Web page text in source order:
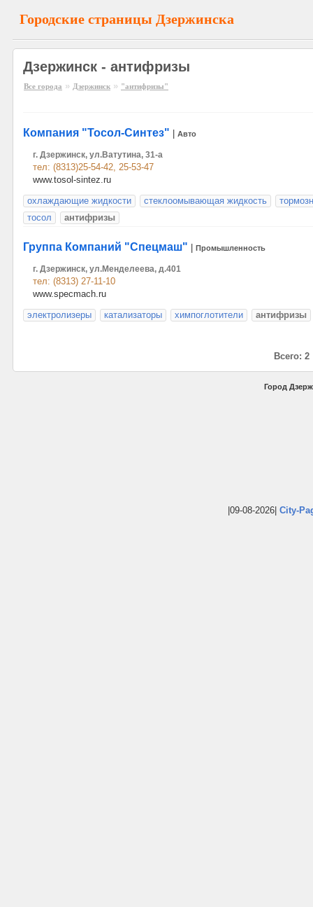
Городские страницы Дзержинска
Дзержинск - антифризы
Все города » Дзержинск » "антифризы"
Компания "Тосол-Синтез" Авто
г. Дзержинск, ул.Ватутина, 31-а
тел: (8313)25-54-42, 25-53-47
www.tosol-sintez.ru
охлаждающие жидкости
стеклоомывающая жидкость
тосол
антифризы
Группа Компаний "Спецмаш" Промышленность
г. Дзержинск, ул.Менделеева, д.401
тел: (8313) 27-11-10
www.specmach.ru
электролизеры
кaтaлизатopы химпoглoтители антифризы
Всего: 2
Город
|09-08-2026| City-